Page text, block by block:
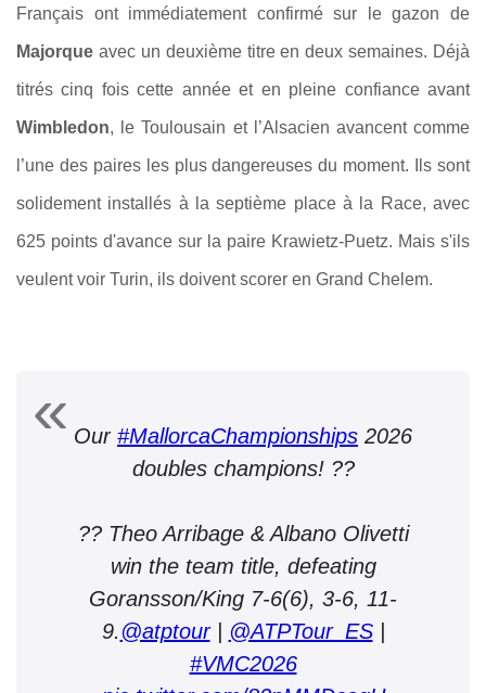
Français ont immédiatement confirmé sur le gazon de
Majorque avec un deuxième titre en deux semaines. Déjà
titrés cinq fois cette année et en pleine confiance avant
Wimbledon, le Toulousain et l’Alsacien avancent comme
l’une des paires les plus dangereuses du moment. Ils sont
solidement installés à la septième place à la Race, avec
625 points d'avance sur la paire Krawietz-Puetz. Mais s'ils
veulent voir Turin, ils doivent scorer en Grand Chelem.
Our #MallorcaChampionships 2026
doubles champions! ??
?? Theo Arribage & Albano Olivetti
win the team title, defeating
Goransson/King 7-6(6), 3-6, 11-
9. @atptour| @ATPTour_ES|
#VMC2026